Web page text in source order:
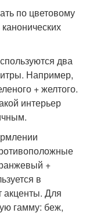
по цветовому
два
Например,
+ желтого.
интерьер
+
в
акценты. Для
гамму: беж,